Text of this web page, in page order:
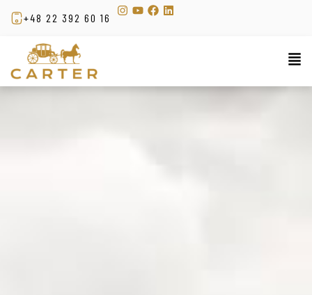
+48 22 392 60 16